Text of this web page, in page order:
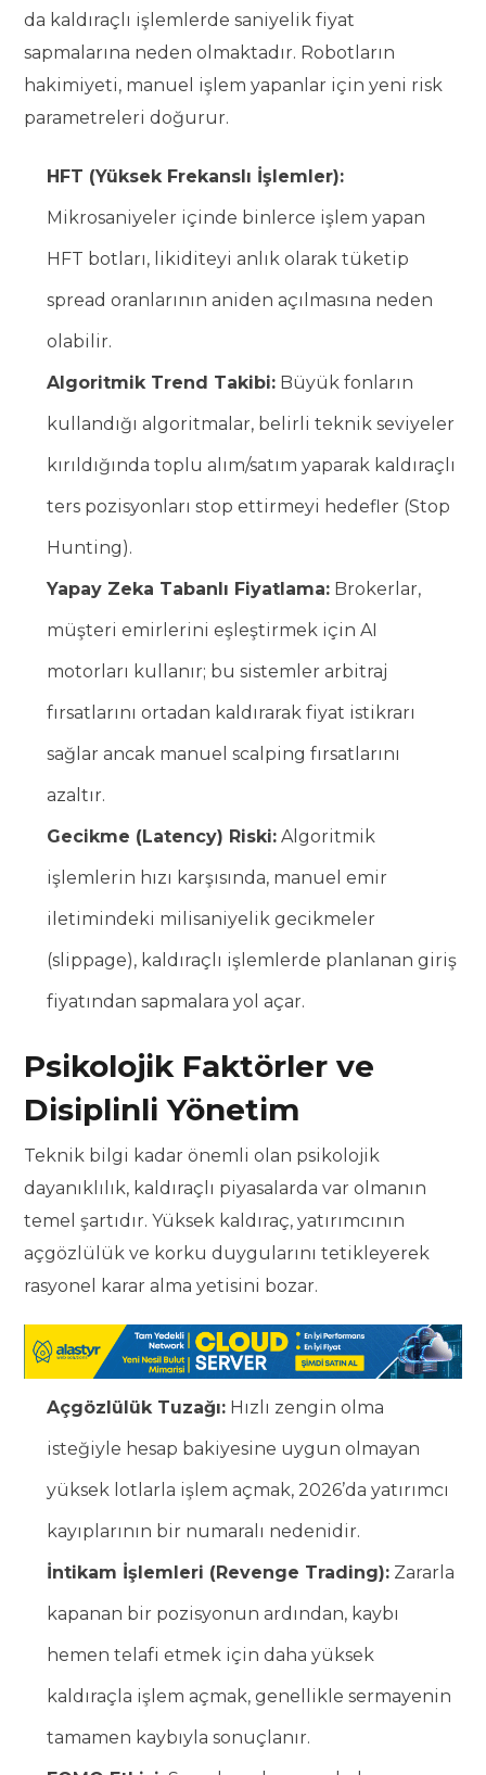
da kaldıraçlı işlemlerde saniyelik fiyat
sapmalarına neden olmaktadır. Robotların
hakimiyeti, manuel işlem yapanlar için yeni risk
parametreleri doğurur.
HFT (Yüksek Frekanslı İşlemler):
Mikrosaniyeler içinde binlerce işlem yapan
HFT botları, likiditeyi anlık olarak tüketip
spread oranlarının aniden açılmasına neden
olabilir.
Algoritmik Trend Takibi: Büyük fonların
kullandığı algoritmalar, belirli teknik seviyeler
kırıldığında toplu alım/satım yaparak kaldıraçlı
ters pozisyonları stop ettirmeyi hedefler (Stop
Hunting).
Yapay Zeka Tabanlı Fiyatlama: Brokerlar,
müşteri emirlerini eşleştirmek için AI
motorları kullanır; bu sistemler arbitraj
fırsatlarını ortadan kaldırarak fiyat istikrarı
sağlar ancak manuel scalping fırsatlarını
azaltır.
Gecikme (Latency) Riski: Algoritmik
işlemlerin hızı karşısında, manuel emir
iletimindeki milisaniyelik gecikmeler
(slippage), kaldıraçlı işlemlerde planlanan giriş
fiyatından sapmalara yol açar.
Psikolojik Faktörler ve
Disiplinli Yönetim
Teknik bilgi kadar önemli olan psikolojik
dayanıklılık, kaldıraçlı piyasalarda var olmanın
temel şartıdır. Yüksek kaldıraç, yatırımcının
açgözlülük ve korku duygularını tetikleyerek
rasyonel karar alma yetisini bozar.
Açgözlülük Tuzağı: Hızlı zengin olma
isteğiyle hesap bakiyesine uygun olmayan
yüksek lotlarla işlem açmak, 2026’da yatırımcı
kayıplarının bir numaralı nedenidir.
İntikam İşlemleri (Revenge Trading): Zararla
kapanan bir pozisyonun ardından, kaybı
hemen telafi etmek için daha yüksek
kaldıraçla işlem açmak, genellikle sermayenin
tamamen kaybıyla sonuçlanır.